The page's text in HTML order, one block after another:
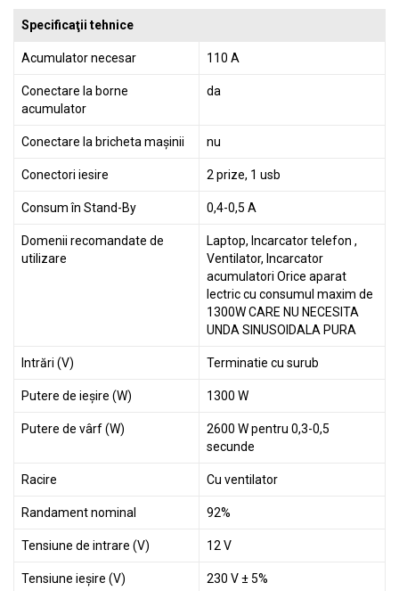
Specificaţii tehnice
Acumulator necesar 110 A
Conectare la borne
acumulator
da
Conectare la bricheta mașinii nu
Conectori iesire 2 prize, 1 usb
Consum în Stand-By 0,4-0,5 A
Domenii recomandate de
utilizare
Laptop, Incarcator telefon ,
Ventilator, Incarcator
acumulatori Orice aparat
lectric cu consumul maxim de
1300W CARE NU NECESITA
UNDA SINUSOIDALA PURA
Intrări (V) Terminatie cu surub
Putere de ieșire (W) 1300 W
Putere de vârf (W)
2600 W pentru 0,3-0,5
secunde
Racire Cu ventilator
Randament nominal 92%
Tensiune de intrare (V) 12 V
Tensiune ieșire (V) 230 V ± 5%